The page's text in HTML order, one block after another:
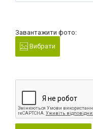
Завантажити фото:
Вибрати